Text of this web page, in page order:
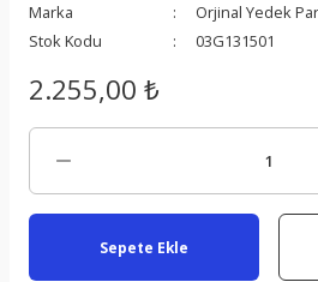
Marka
Orjinal Yedek
Stok Kodu
03G131501
2.255,00 ₺
Sepete Ekle